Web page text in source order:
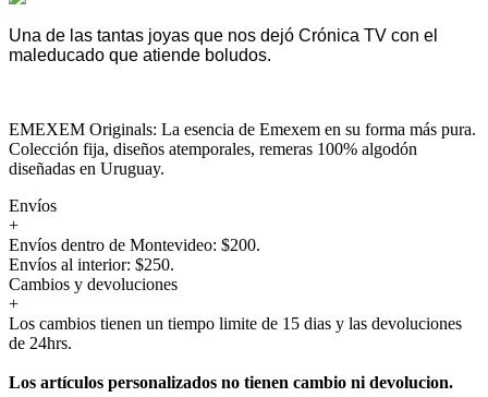
Una de las tantas joyas que nos dejó Crónica TV con el
maleducado que atiende boludos.
EMEXEM Originals: La esencia de Emexem en su forma más pura.
Colección fija, diseños atemporales, remeras 100% algodón
diseñadas en Uruguay.
Envíos
+
Envíos dentro de Montevideo: $200.
Envíos al interior: $250.
Cambios y devoluciones
+
Los cambios tienen un tiempo limite de 15 dias y las devoluciones
de 24hrs.
Los artículos personalizados no tienen cambio ni devolucion.